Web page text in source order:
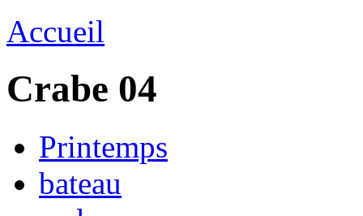
Accueil
Crabe 04
Printemps
bateau